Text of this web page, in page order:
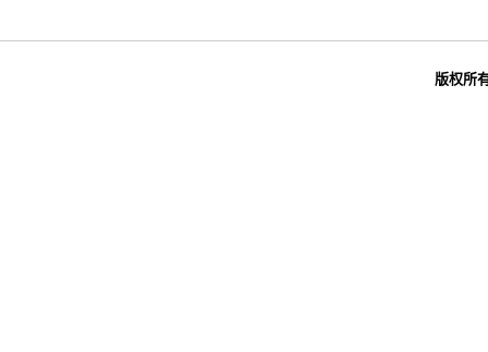
版权所